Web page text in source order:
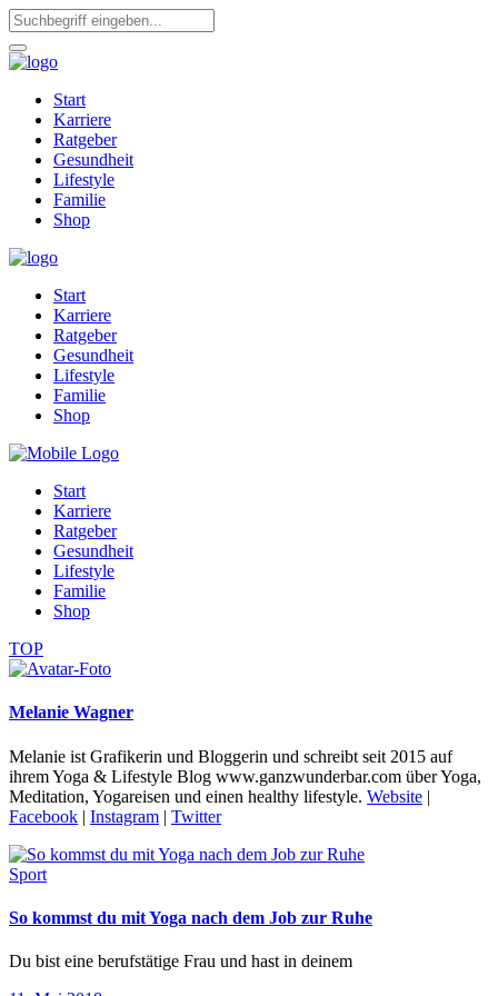
Start
Karriere
Ratgeber
Gesundheit
Lifestyle
Familie
Shop
Start
Karriere
Ratgeber
Gesundheit
Lifestyle
Familie
Shop
Start
Karriere
Ratgeber
Gesundheit
Lifestyle
Familie
Shop
TOP
Melanie Wagner
Melanie ist Grafikerin und Bloggerin und schreibt seit 2015 auf
ihrem Yoga & Lifestyle Blog www.ganzwunderbar.com über Yoga,
Meditation, Yogareisen und einen healthy lifestyle. Website |
Facebook | Instagram | Twitter
Sport
So kommst du mit Yoga nach dem Job zur Ruhe
Du bist eine berufstätige Frau und hast in deinem